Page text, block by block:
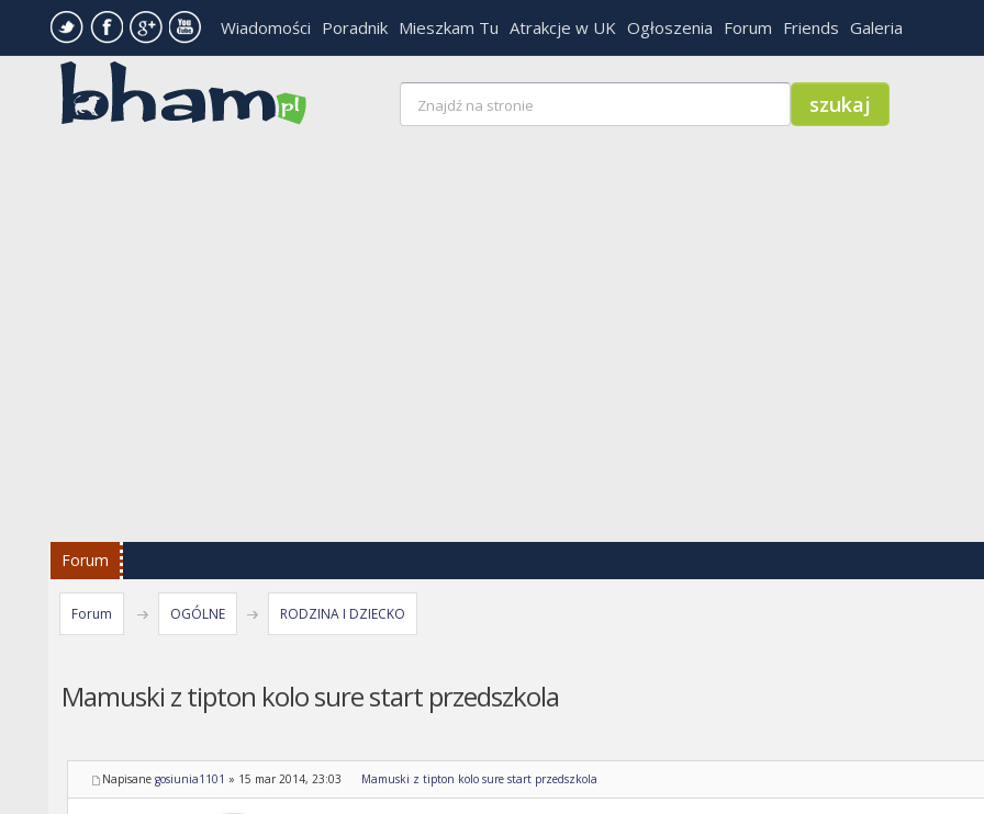
Wiadomości Poradnik Mieszkam Tu Atrakcje w UK Ogłoszenia Forum Friends Galeria
Forum
Forum OGÓLNE RODZINA I DZIECKO
Mamuski z tipton kolo sure start przedszkola
Napisane gosiunia1101 » 15 mar 2014, 23:03 Mamuski z tipton kolo sure start przedszkola